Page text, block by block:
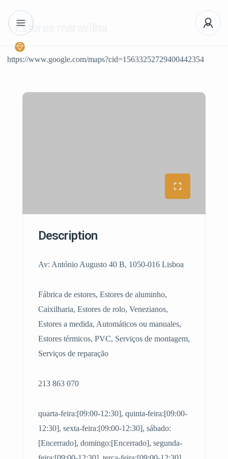
Estores maravilha
https://www.google.com/maps?cid=15633252729400442354
Description
Av: António Augusto 40 B, 1050-016 Lisboa
Fábrica de estores, Estores de aluminho,
Caixilharia, Estores de rolo, Venezianos,
Estores a medida, Automáticos ou manuales,
Estores térmicos, PVC, Serviços de montagem,
Serviços de reparação
213 863 070
quarta-feira:[09:00-12:30], quinta-feira:[09:00-
12:30], sexta-feira:[09:00-12:30], sábado:
[Encerrado], domingo:[Encerrado], segunda-